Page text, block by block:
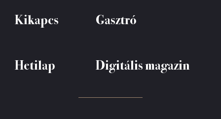
Kikapcs Gasztró
Hetilap Digitális magazin